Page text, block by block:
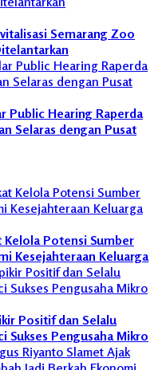
Semarang Zoo
Public Hearing Raperda
Selaras dengan Pusat
Kelola Potensi Sumber
Kesejahteraan Keluarga
Positif dan Selalu
Sukses Pengusaha Mikro